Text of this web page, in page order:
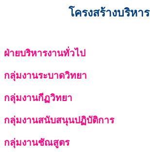
โครงสร้างบริหาร
ฝ่ายบริหารงานทั่วไป
กลุ่มงานระบาดวิทยา
กลุ่มงานกีฏวิทยา
กลุ่มงานสนับสนุนปฏิบัติการ
กลุ่มงานชัณสูตร